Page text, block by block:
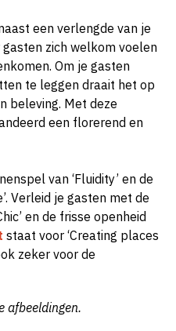
een verlengde van je
zich welkom voelen
Om je gasten
te leggen draait het op
beleving. Met deze
een florerend en
van ‘Fluidity’ en de
Verleid je gasten met de
en de frisse openheid
staat voor ‘Creating places
zeker voor de
afbeeldingen.